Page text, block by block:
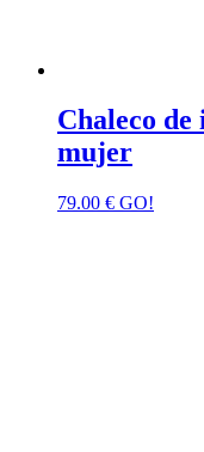
Chaleco
mujer
79.00 € GO!